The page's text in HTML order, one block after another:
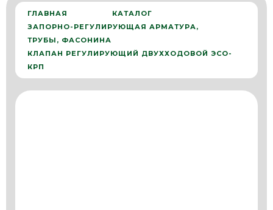
ГЛАВНАЯ
КАТАЛОГ
ЗАПОРНО-РЕГУЛИРУЮЩАЯ АРМАТУРА,
ТРУБЫ, ФАСОНИНА
КЛАПАН РЕГУЛИРУЮЩИЙ ДВУХХОДОВОЙ ЭСО-
КРП